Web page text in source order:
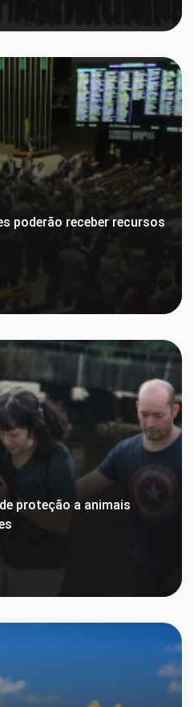
poderão receber recursos
proteção a animais